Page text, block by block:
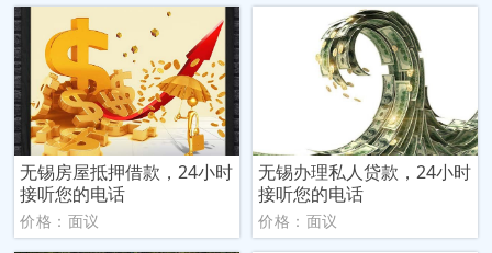
无锡房屋抵押借款，24小时
接听您的电话
价格：面议
无锡办理私人贷款，24小时
接听您的电话
价格：面议